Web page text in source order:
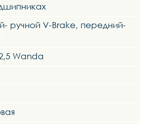
ручной V-Brake, передний-
Wanda